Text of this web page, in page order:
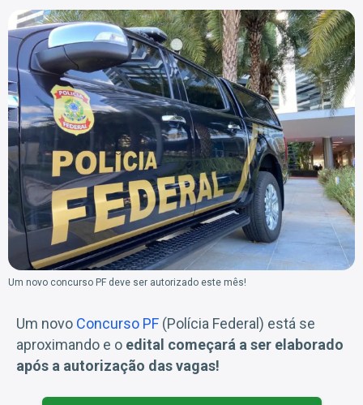
Um novo concurso PF deve ser autorizado este mês!
Um novo Concurso PF (Polícia Federal) está se
aproximando e o edital começará a ser elaborado
após a autorização das vagas!